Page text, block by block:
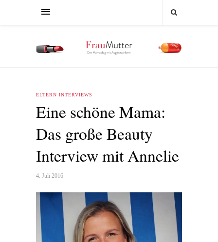
ELTERN INTERVIEWS
Eine schöne Mama:
Das große Beauty
Interview mit Annelie
4. Juli 2016